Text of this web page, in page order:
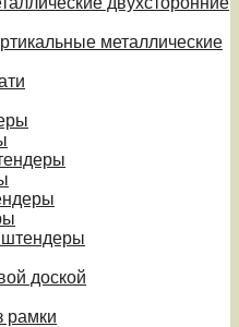
металлические
доской
рамки